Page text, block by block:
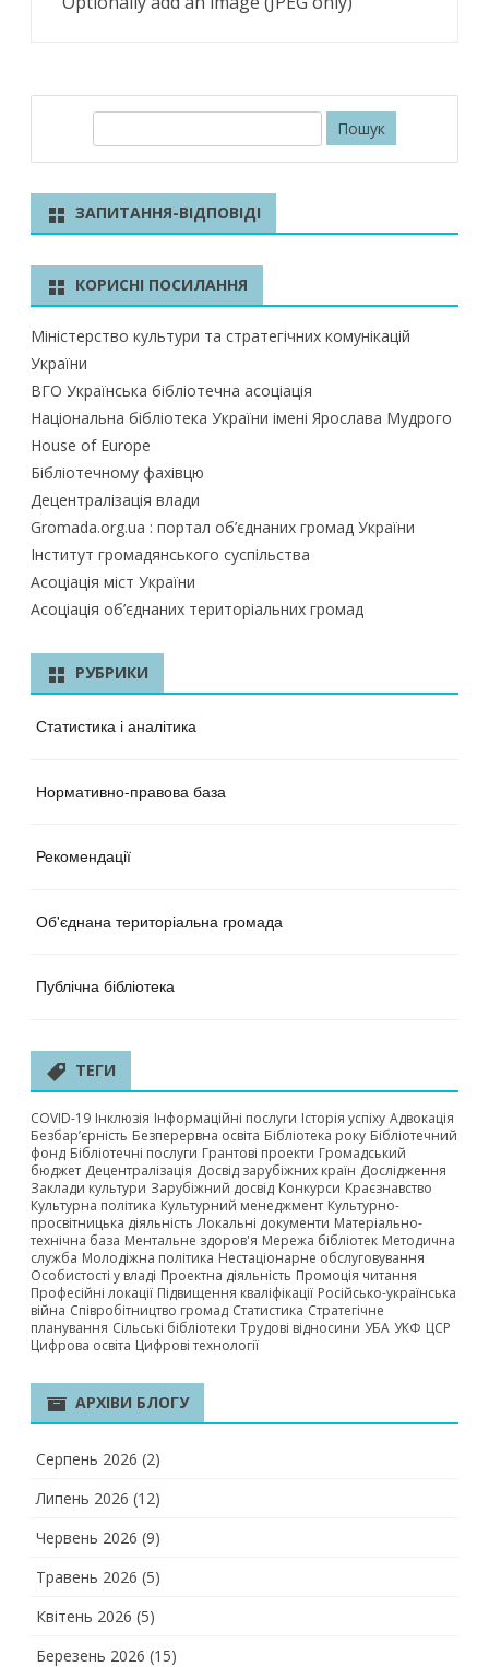
к
ЗАПИТАННЯ-ВІДПОВІДІ
КОРИСНІ ПОСИЛАННЯ
Міністерство культури та стратегічних комунікацій
України
ВГО Українська бібліотечна асоціація
Національна бібліотека України імені Ярослава Мудрого
House of Europe
Бібліотечному фахівцю
Децентралізація влади
Gromada.org.ua : портал об’єднаних громад України
Інститут громадянського суспільства
Асоціація міст України
Асоціація об’єднаних територіальних громад
РУБРИКИ
Статистика і аналітика
Нормативно-правова база
Рекомендації
Об'єднана територіальна громада
Публічна бібліотека
ТЕГИ
COVID-19 Інклюзія Інформаційні послуги Історія успіху Адвокація
Безбар’єрність Безперервна освіта Бібліотека року Бібліотечний
фонд Бібліотечні послуги Грантові проекти Громадський
бюджет Децентралізація Досвід зарубіжних країн Дослідження
Заклади культури Зарубіжний досвід Конкурси Краєзнавство
Культурна політика Культурний менеджмент Культурно-
просвітницька діяльність Локальні документи Матеріально-
технічна база Ментальне здоров'я Мережа бібліотек Методична
служба Молодіжна політика Нестаціонарне обслуговування
Особистості у владі Проектна діяльність Промоція читання
Професійні локації Підвищення кваліфікації Російсько-українська
війна Співробітництво громад Статистика Стратегічне
планування Сільські бібліотеки Трудові відносини УБА УКФ ЦСР
Цифрова освіта Цифрові технології
АРХІВИ БЛОГУ
Серпень 2026 (2)
Липень 2026 (12)
Червень 2026 (9)
Травень 2026 (5)
Квітень 2026 (5)
Березень 2026 (15)